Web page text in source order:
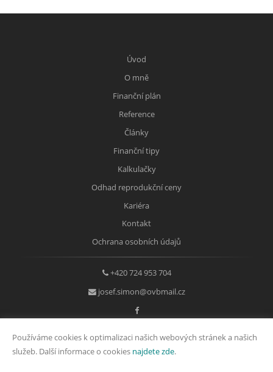
Úvod
O mně
Finanční plán
Reference
Články
Finanční tipy
Kalkulačky
Odhad reprodukční ceny
Kariéra
Kontakt
Ochrana osobních údajů
+420 724 953 704
josef.simon@ovbmail.cz
IČO: 71881557
Používáme cookies k optimalizaci našich webových stránek a našich
služeb. Další informace o cookies najdete zde.